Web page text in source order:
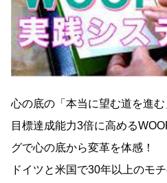
心の底の「本当に望む道を進む
目標達成能力3倍に高める
グで心の底から変革を体感！
ドイツと米国で30年以上のモ